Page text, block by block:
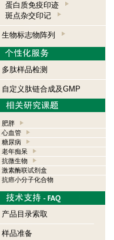
蛋白质免疫印迹
斑点杂交印记
生物标志物阵列
多肽样品检测
自定义肽链合成及GMP
肥胖
心血管
糖尿病
老年痴呆
抗微生物
激素酶联试剂盒
抗癌小分子化合物
产品目录索取
样品准备